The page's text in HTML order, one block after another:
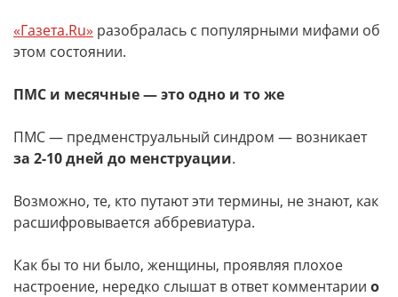
«Газета.Ru» разобралась с популярными мифами об
этом состоянии.
ПМС и месячные — это одно и то же
ПМС — предменструальный синдром — возникает
за 2-10 дней до менструации.
Возможно, те, кто путают эти термины, не знают, как
расшифровывается аббревиатура.
Как бы то ни было, женщины, проявляя плохое
настроение, нередко слышат в ответ комментарии о